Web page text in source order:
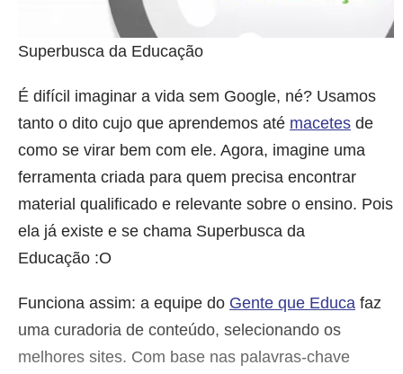
Superbusca da Educação
É difícil imaginar a vida sem Google, né? Usamos
tanto o dito cujo que aprendemos até macetes de
como se virar bem com ele. Agora, imagine uma
ferramenta criada para quem precisa encontrar
material qualificado e relevante sobre o ensino. Pois
ela já existe e se chama Superbusca da
Educação :O
Funciona assim: a equipe do Gente que Educa faz
uma curadoria de conteúdo, selecionando os
melhores sites. Com base nas palavras-chave